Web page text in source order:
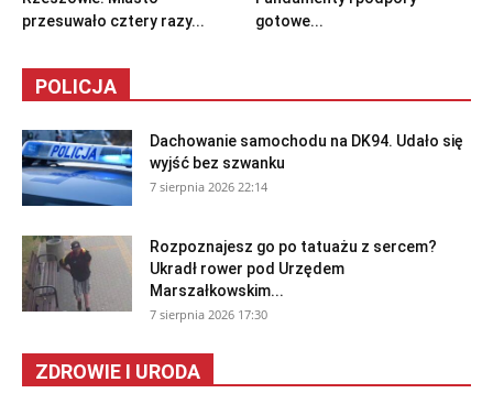
przesuwało cztery razy...
gotowe...
POLICJA
Dachowanie samochodu na DK94. Udało się
wyjść bez szwanku
7 sierpnia 2026 22:14
Rozpoznajesz go po tatuażu z sercem?
Ukradł rower pod Urzędem
Marszałkowskim...
7 sierpnia 2026 17:30
ZDROWIE I URODA